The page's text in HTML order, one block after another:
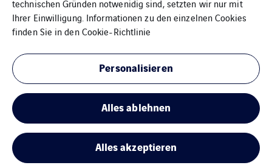
VINCI Energies Belgium
The Agility Effect
Allgemeine Geschäftsbedingungen
Rechtliche Informationen
Cookies
technischen Gründen notwenidig sind, setzten wir nur mit
Ihrer Einwilligung. Informationen zu den einzelnen Cookies
finden Sie in denCookie-Richtlinie
Personalisieren
Alles ablehnen
Alles akzeptieren